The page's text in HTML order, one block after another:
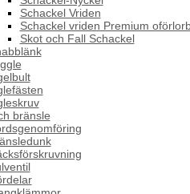
Schackel Vriden
Schackel vriden Premium
Skot och Fall Schackel
bränsle
om din eller iso fästelement är
eller produktion - den
på hyllan och om montaget
valet sällan om att en